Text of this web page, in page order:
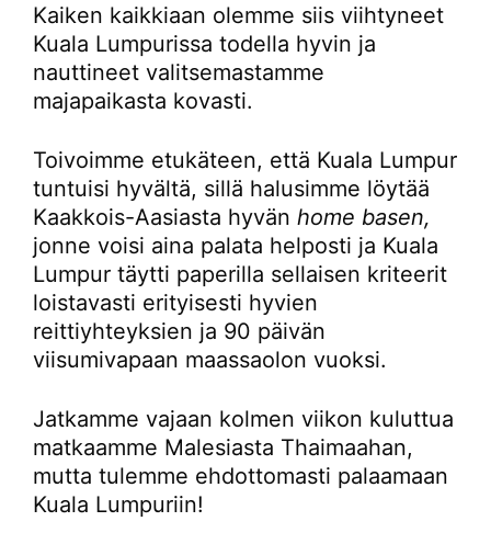
Kaiken kaikkiaan olemme siis viihtyneet
Kuala Lumpurissa todella hyvin ja
nauttineet valitsemastamme
majapaikasta kovasti.
Toivoimme etukäteen, että Kuala Lumpur
tuntuisi hyvältä, sillä halusimme löytää
Kaakkois-Aasiasta hyvän home basen,
jonne voisi aina palata helposti ja Kuala
Lumpur täytti paperilla sellaisen kriteerit
loistavasti erityisesti hyvien
reittiyhteyksien ja 90 päivän
viisumivapaan maassaolon vuoksi.
Jatkamme vajaan kolmen viikon kuluttua
matkaamme Malesiasta Thaimaahan,
mutta tulemme ehdottomasti palaamaan
Kuala Lumpuriin!